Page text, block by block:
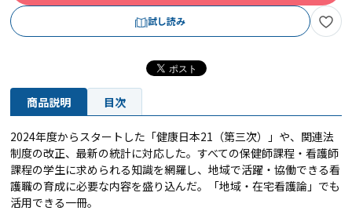
試し読み
商品説明 目次
2024年度からスタートした「健康日本21（第三次）」や、関連法
制度の改正、最新の統計に対応した。すべての保健師課程・看護師
課程の学生に求められる知識を網羅し、地域で活躍・協働できる看
護職の育成に必要な内容を盛り込んだ。「地域・在宅看護論」でも
活用できる一冊。